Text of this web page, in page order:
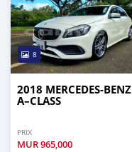
8
2018 MERCEDES-BENZ
A–CLASS
PRIX
MUR965,000